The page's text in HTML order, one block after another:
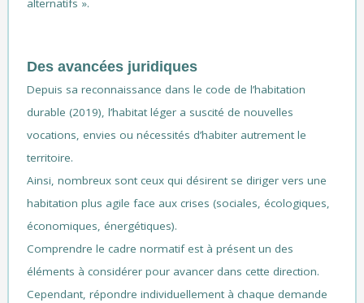
alternatifs ».
Des avancées juridiques
Depuis sa reconnaissance dans le code de l’habitation
durable (2019), l’habitat léger a suscité de nouvelles
vocations, envies ou nécessités d’habiter autrement le
territoire.
Ainsi,nombreux sont ceux qui désirent se diriger vers une
habitation plus agile face aux crises (sociales, écologiques,
économiques, énergétiques).
Comprendre le cadre normatif est à présent un des
éléments à considérer pour avancer dans cette direction.
Cependant, répondre individuellement à chaque demande